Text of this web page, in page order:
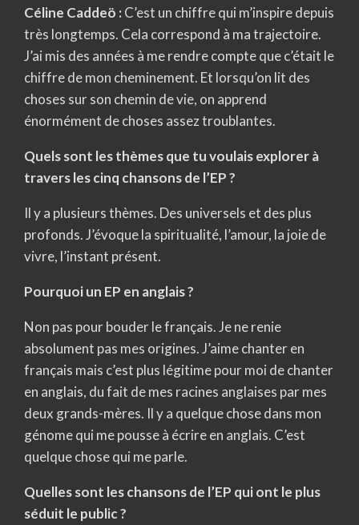
Céline Caddeö : C’est un chiffre qui m’inspire depuis
très longtemps. Cela correspond à ma trajectoire.
J’ai mis des années à me rendre compte que c’était le
chiffre de mon cheminement. Et lorsqu’on lit des
choses sur son chemin de vie, on apprend
énormément de choses assez troublantes.
Quels sont les thèmes que tu voulais explorer à
travers les cinq chansons de l’EP ?
Il y a plusieurs thèmes. Des universels et des plus
profonds. J’évoque la spiritualité, l’amour, la joie de
vivre, l’instant présent.
Pourquoi un EP en anglais ?
Non pas pour bouder le français. Je ne renie
absolument pas mes origines. J’aime chanter en
français mais c’est plus légitime pour moi de chanter
en anglais, du fait de mes racines anglaises par mes
deux grands-mères. Il y a quelque chose dans mon
génome qui me pousse à écrire en anglais. C’est
quelque chose qui me parle.
Quelles sont les chansons de l’EP qui ont le plus
séduit le public ?